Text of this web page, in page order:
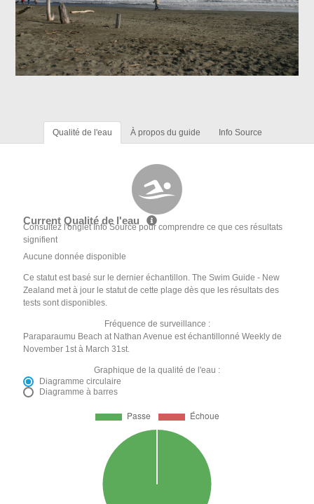
Qualité de l'eau À propos du guide Info Source
Current Qualité de l'eau
Consultez l'onglet Info Source pour comprendre ce que ces résultats
signifient
Aucune donnée disponible
Ce statut est basé sur le dernier échantillon. The Swim Guide - New
Zealand met à jour le statut de cette plage dès que les résultats des
tests sont disponibles.
Fréquence de surveillance :
Paraparaumu Beach at Nathan Avenue est échantillonné Weekly de
November 1st à March 31st.
Graphique de la qualité de l'eau :
Diagramme circulaire
Diagramme à barres